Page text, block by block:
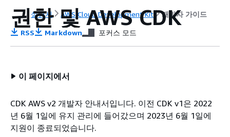
설명서 AWS Cloud Development Kit 개발자 가이드
권한 및 AWS CDK
RSS Markdown 포커스 모드
이 페이지에서
CDK AWS v2 개발자 안내서입니다. 이전 CDK v1은 2022
년 6월 1일에 유지 관리에 들어갔으며 2023년 6월 1일에
지원이 종료되었습니다.